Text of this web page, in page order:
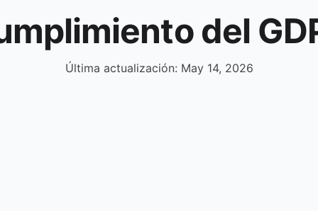
del
Última actualización: May 14, 2026